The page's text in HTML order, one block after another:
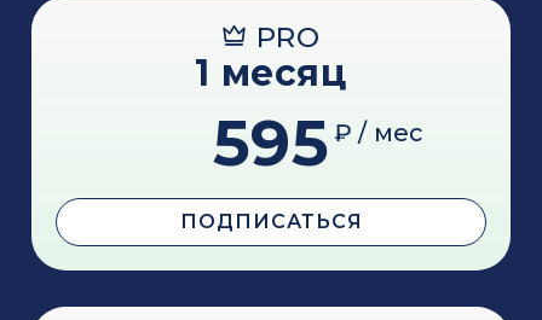
PRO
1 месяц
595 ₽ / мес
ПОДПИСАТЬСЯ